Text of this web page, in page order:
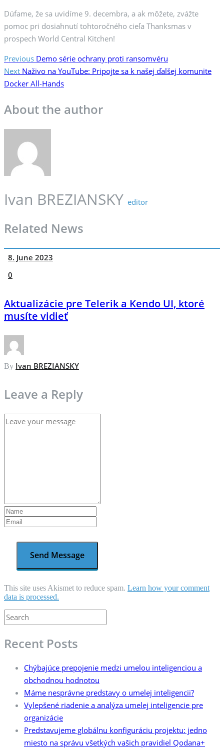
Dúfame, že sa uvidíme 9. decembra, a ak môžete, zvážte
pomoc pri dosiahnutí tohtoročného cieľa Thanksmas v
prospech World Central Kitchen!
Post
navigation
Previous Demo série ochrany proti ransomvéru
Next Naživo na YouTube: Pripojte sa k našej ďalšej komunite
Docker All-Hands
About the author
Ivan BREZIANSKY editor
Related News
8. June 2023
0
Aktualizácie pre Telerik a Kendo UI, ktoré
musíte vidieť
By Ivan BREZIANSKY
Leave a Reply
This site uses Akismet to reduce spam. Learn how your comment
data is processed.
Recent Posts
Chýbajúce prepojenie medzi umelou inteligenciou a
obchodnou hodnotou
Máme nesprávne predstavy o umelej inteligencii?
Vylepšené riadenie a analýza umelej inteligencie pre
organizácie
Predstavujeme globálnu konfiguráciu projektu: jedno
miesto na správu všetkých vašich pravidiel Qodana+